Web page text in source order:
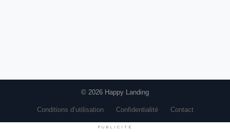
© 2026 Happy Landing
Conditions d’utilisation Confidentialité Contact
PUBLICITÉ